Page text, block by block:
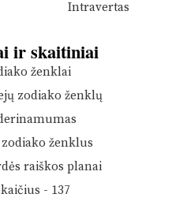
Intravertas
ir skaitiniai
ženklai
zodiako ženklų
ženklus
raiškos planai
- 137